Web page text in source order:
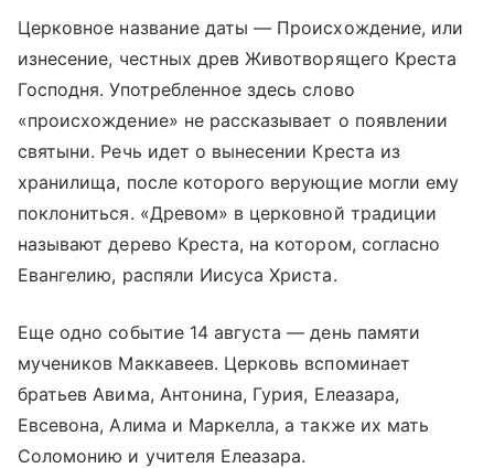
Церковное название даты — Происхождение, или
изнесение, честных древ Животворящего Креста
Господня. Употребленное здесь слово
«происхождение» не рассказывает о появлении
святыни. Речь идет о вынесении Креста из
хранилища, после которого верующие могли ему
поклониться. «Древом» в церковной традиции
называют дерево Креста, на котором, согласно
Евангелию, распяли Иисуса Христа.
Еще одно событие 14 августа — день памяти
мучеников Маккавеев. Церковь вспоминает
братьев Авима, Антонина, Гурия, Елеазара,
Евсевона, Алима и Маркелла, а также их мать
Соломонию и учителя Елеазара.